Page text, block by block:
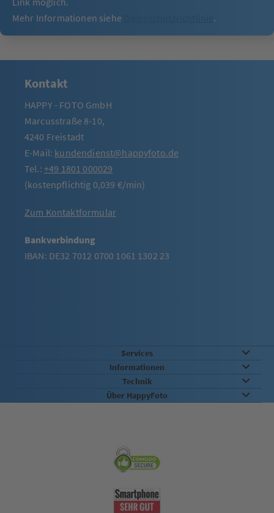
Mehr Informationen siehe
.
Kontakt
HAPPY - FOTO GmbH
Marcusstraße 8-10,
4240 Freistadt
E-Mail: kundendienst@happyfoto.de
Tel.: +49 1801 000029
(kostenpflichtig 0,039 €/min)
Zum Kontaktformular
Bankverbindung
IBAN: DE32 7012 0700 1061 1302 23
Services
Informationen
Technik
Über HappyFoto